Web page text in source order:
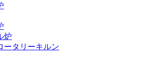
炉
ータリーキルン